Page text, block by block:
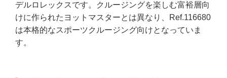
デルロレックスです。クルージングを楽しむ富裕層向
けに作られたヨットマスターとは異なり、Ref.116680
は本格的なスポーツクルージング向けとなっていま
す。